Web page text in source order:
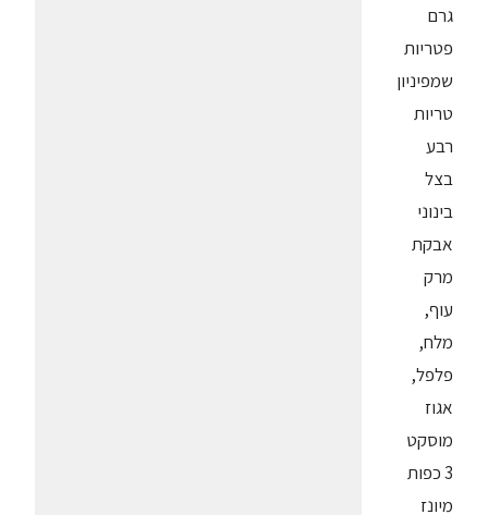
גרם
פטריות
שמפיניון
טריות
רבע
בצל
בינוני
אבקת
מרק
עוף,
מלח,
פלפל,
אגוז
מוסקט
3 כפות
מיונז